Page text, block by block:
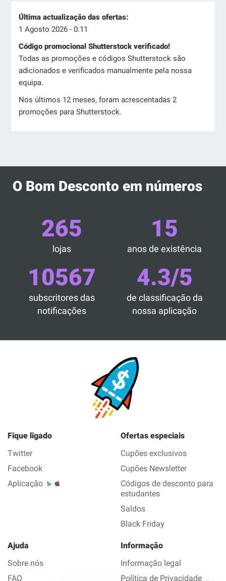
Última actualização das ofertas:
1 Agosto 2026 - 0:11
Código promocional Shutterstock verificado!
Todas as promoções e códigos Shutterstock são
adicionados e verificados manualmente pela nossa
equipa.
Nos últimos 12 meses, foram acrescentadas 2
promoções para Shutterstock.
O Bom Desconto em números
265
lojas
15
anos de existência
10567
subscritores das
notificações
4.3/5
de classificação da
nossa aplicação
Fique ligado
Twitter
Facebook
Aplicação
Ofertas especiais
Cupões exclusivos
Cupões Newsletter
Códigos de desconto para
estudantes
Saldos
Black Friday
Ajuda
Sobre nós
FAQ
Informação
Informação legal
Política de Privacidade